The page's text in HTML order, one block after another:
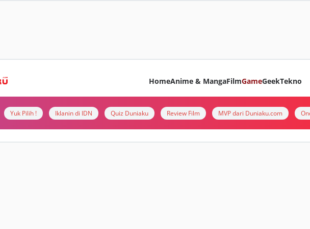
HomeAnime & MangaFilmGameGeekTekno
Yuk Pilih ! Iklanin di IDN Quiz Duniaku Review Film MVP dari Duniaku.com